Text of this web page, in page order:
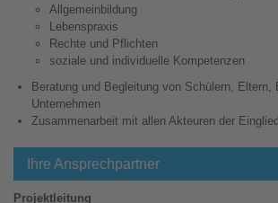
Allgemeinbildung
Lebenspraxis
Rechte und Pflichten
soziale und individuelle Kompetenzen
Beratung und Begleitung von Schülern, Eltern,
Unternehmen
Zusammenarbeit mit allen Akteuren der
Ihre Ansprechpartner
Projektleitung